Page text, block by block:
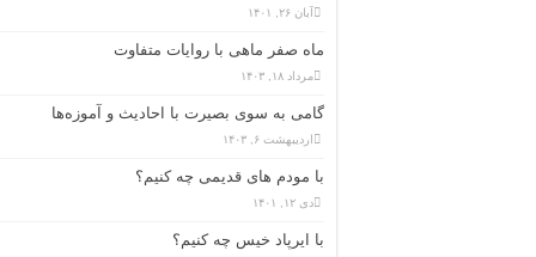
آبان ۲۶, ۱۴۰۱
ماه صفر ماهی با روایات متفاوت
مرداد ۱۸, ۱۴۰۳
گامی به سوی بصیرت با احادیث و آموزه‌ها
اردیبهشت ۶, ۱۴۰۳
با مودم های قدیمی چه کنیم؟
دی ۱۲, ۱۴۰۱
با ایرپاد خیس چه کنیم؟